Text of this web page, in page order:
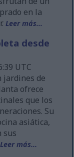
en la
Leer más...
desde
UTC
jardines de
ofrece
que los
Su
asiática,
sus
Leer más...